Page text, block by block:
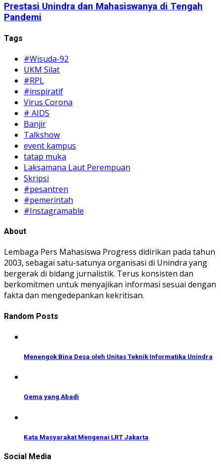
Prestasi Unindra dan Mahasiswanya di Tengah
Pandemi
Tags
#Wisuda-92
UKM Silat
#RPL
#inspiratif
Virus Corona
# AIDS
Banjir
Talkshow
event kampus
tatap muka
Laksamana Laut Perempuan
Skripsi
#pesantren
#pemerintah
#Instagramable
About
Lembaga Pers Mahasiswa Progress didirikan pada tahun
2003, sebagai satu-satunya organisasi di Unindra yang
bergerak di bidang jurnalistik. Terus konsisten dan
berkomitmen untuk menyajikan informasi sesuai dengan
fakta dan mengedepankan kekritisan.
Random Posts
Menengok Bina Desa oleh Unitas Teknik Informatika Unindra
Gema yang Abadi
Kata Masyarakat Mengenai LRT Jakarta
Social Media